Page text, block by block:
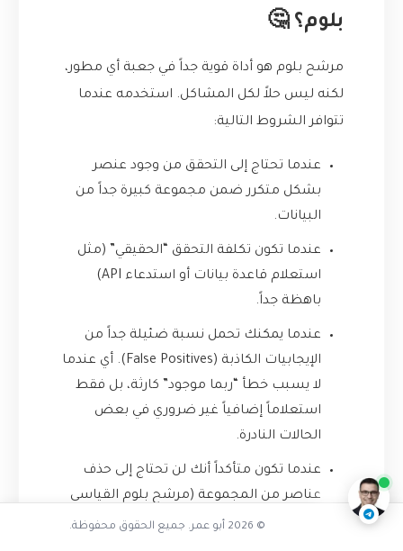
بلوم؟ 🤔
مرشح بلوم هو أداة قوية جداً في جعبة أي مطور،
لكنه ليس حلاً لكل المشاكل. استخدمه عندما
تتوافر الشروط التالية:
عندما تحتاج إلى التحقق من وجود عنصر
بشكل متكرر ضمن مجموعة كبيرة جداً من
البيانات.
عندما تكون تكلفة التحقق “الحقيقي” (مثل
استعلام قاعدة بيانات أو استدعاء API)
باهظة جداً.
عندما يمكنك تحمل نسبة ضئيلة جداً من
الإيجابيات الكاذبة (False Positives). أي عندما
لا يسبب خطأ “ربما موجود” كارثة، بل فقط
استعلاماً إضافياً غير ضروري في بعض
الحالات النادرة.
عندما تكون متأكداً أنك لن تحتاج إلى حذف
عناصر من المجموعة (مرشح بلوم القياسي
لا يدعم الحذف، على الرغم من وجود أنواع
كيف يعمل مرشح بلوم ببساطة
© 2026 أبو عمر. جميع الحقوق محفوظة.